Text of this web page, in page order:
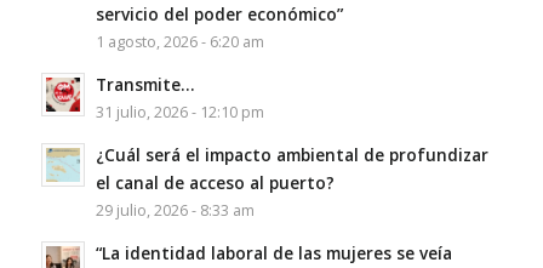
servicio del poder económico”
1 agosto, 2026 - 6:20 am
Transmite…
31 julio, 2026 - 12:10 pm
¿Cuál será el impacto ambiental de profundizar
el canal de acceso al puerto?
29 julio, 2026 - 8:33 am
“La identidad laboral de las mujeres se veía